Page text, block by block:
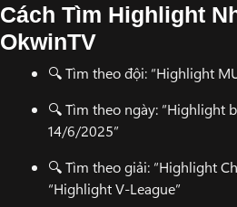
Cách Tìm Highlight
OkwinTV
🔍 Tìm theo đội: “Highlight
🔍 Tìm theo ngày: “Highlight
14/6/2025”
🔍 Tìm theo giải: “Highlight
“Highlight V-League”